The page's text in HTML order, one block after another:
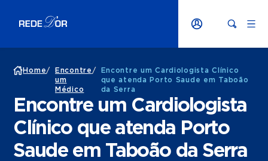
Home/
Encontre
um
Médico
/
Encontre um Cardiologista Clínico
que atenda Porto Saude em Taboão
da Serra
Encontre um Cardiologista
Clínico que atenda Porto
Saude em Taboão da Serra